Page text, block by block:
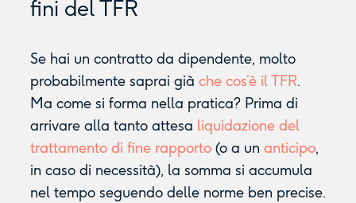
fini del TFR
Se hai un contratto da dipendente, molto
probabilmente saprai già che cos’è il TFR.
Ma come si forma nella pratica? Prima di
arrivare alla tanto attesa liquidazione del
trattamento di fine rapporto(o a un anticipo,
in caso di necessità), la somma si accumula
nel tempo seguendo delle norme ben precise.